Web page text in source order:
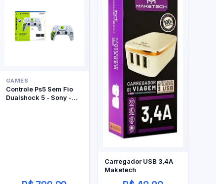
GAMES
Controle Ps5 Sem Fio
Dualshock 5 - Sony -
Carregador USB 3,4A
Maketech